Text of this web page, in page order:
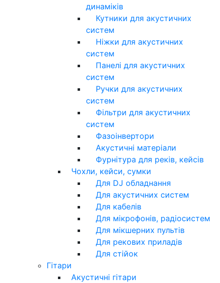
динаміків
Кутники для акустичних
систем
Ніжки для акустичних
систем
Панелі для акустичних
систем
Ручки для акустичних
систем
Фільтри для акустичних
систем
Фазоінвертори
Акустичні матеріали
Фурнітура для реків, кейсів
Чохли, кейси, сумки
Для DJ обладнання
Для акустичних систем
Для кабелів
Для мікрофонів, радіосистем
Для мікшерних пультів
Для рекових приладів
Для стійок
Гітари
Акустичні гітари